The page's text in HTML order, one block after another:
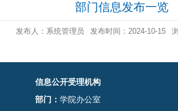
部门信息发布一览
发布人：系统管理员 发布时间：2024-10-15
信息公开受理机构
部门： 学院办公室